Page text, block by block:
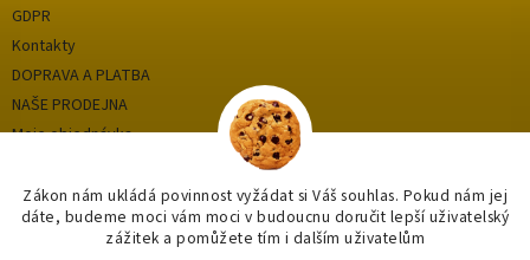
Zákon nám ukládá povinnost vyžádat si Váš souhlas. Pokud nám jej
dáte, budeme moci vám moci v budoucnu doručit lepší uživatelský
zážitek a pomůžete tím i dalším uživatelům
GDPR
Kontakty
DOPRAVA A PLATBA
NAŠE PRODEJNA
Moje objednávka
Kategorie